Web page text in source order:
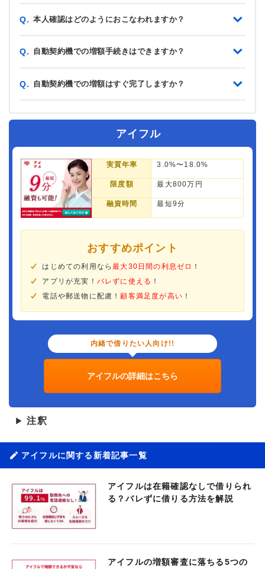
Q. 本人確認はどのようにおこなわれますか？
Q. 自動契約機での増額手続きはできますか？
Q. 自動契約機での増額はすぐ完了しますか？
アイフル
実質年率 3.0%〜18.0%
限度額 最大800万円
融資時間 最短9分
おすすめポイント
はじめての利用なら最大30日間の利息ゼロ ！
アプリが充実！ バレずに使える ！
電話や郵送物に配慮！ 顧客満足度が高い ！
内緒で借りたい人向け!!
アイフルの詳細はこちら
▶ 注釈
アイフルに関する新着記事一覧
アイフルは在籍確認なしで借りられ
る？バレずに借りる方法を解説
アイフルの増額審査に落ちる5つの